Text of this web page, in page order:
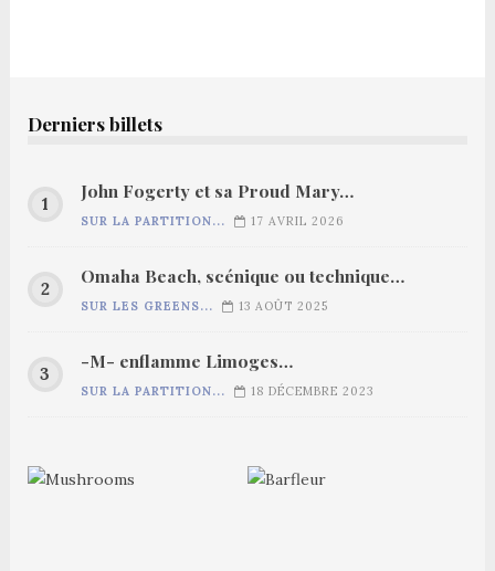
Derniers billets
John Fogerty et sa Proud Mary…
SUR LA PARTITION... 17 AVRIL 2026
Omaha Beach, scénique ou technique…
SUR LES GREENS... 13 AOÛT 2025
-M- enflamme Limoges…
SUR LA PARTITION... 18 DÉCEMBRE 2023